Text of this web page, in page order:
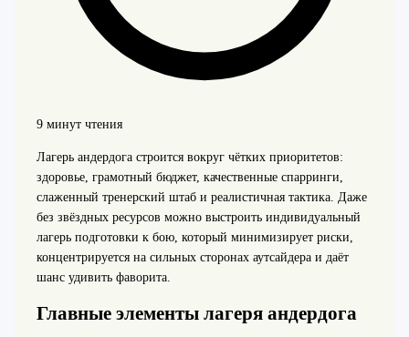
9 минут чтения
Лагерь андердога строится вокруг чётких приоритетов:
здоровье, грамотный бюджет, качественные спарринги,
слаженный тренерский штаб и реалистичная тактика. Даже
без звёздных ресурсов можно выстроить индивидуальный
лагерь подготовки к бою, который минимизирует риски,
концентрируется на сильных сторонах аутсайдера и даёт
шанс удивить фаворита.
Главные элементы лагеря андердога